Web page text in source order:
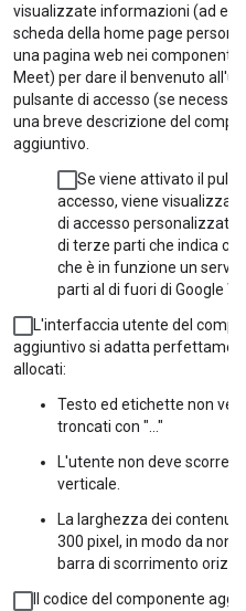
visualizzate informazioni (ad
scheda della home page
una pagina web nei componenti
Meet) per dare il benvenuto
pulsante di accesso (se
una breve descrizione del
aggiuntivo.
Se viene attivato il
accesso, viene
di accesso personalizzata
di terze parti che indica
che è in funzione un
parti al di fuori di Google
L'interfaccia utente del
aggiuntivo si adatta
allocati:
Testo ed etichette non
troncati con "..."
L'utente non deve
verticale.
La larghezza dei contenuti
300 pixel, in modo da non
barra di scorrimento
Il codice del componente